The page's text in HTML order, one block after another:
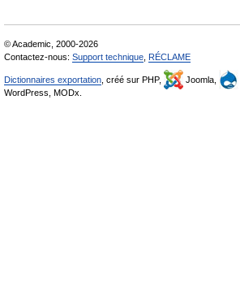
© Academic, 2000-2026
Contactez-nous: Support technique RÉCLAME
Dictionnaires exportation , créé sur PHP, Joomla,
WordPress, MODx.